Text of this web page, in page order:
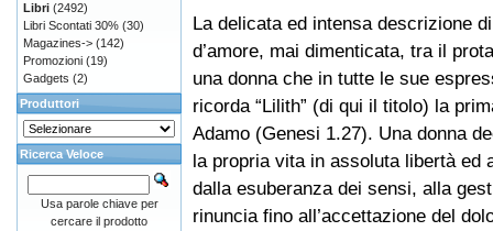
La delicata ed intensa descrizione
d’amore, mai dimenticata, tra il
una donna che in tutte le sue
ricorda “Lilith” (di qui il titolo) la
Adamo (Genesi 1.27). Una donna
la propria vita in assoluta libertà ed
dalla esuberanza dei sensi, alla
rinuncia fino all’accettazione del
Libri (2492)
Libri Scontati 30% (30)
Magazines-> (142)
Promozioni (19)
Gadgets (2)
Produttori
Ricerca Veloce
Usa parole chiave per
cercare il prodotto